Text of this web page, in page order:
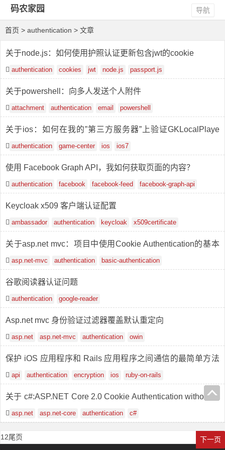
码农家园 导航
首页 > authentication > 文章
关于node.js：如何使用护照认证更新包含jwt的cookie
authentication cookies jwt node.js passport.js
关于powershell：向多人发送个人附件
attachment authentication email powershell
关于ios：如何在我的”第三方服务器”上验证GKLocalPlaye
r？authentication game-center ios ios7
使用 Facebook Graph API，我如何获取页面的内容？
authentication facebook facebook-feed facebook-graph-api
Keycloak x509 客户端认证配置
ambassador authentication keycloak x509certificate
关于asp.net mvc：项目中使用Cookie Authentication的基本
认证
asp.net-mvc authentication basic-authentication
谷歌阅读器认证问题
authentication google-reader
Asp.net mvc 身份验证过滤器覆盖默认重定向
asp.net asp.net-mvc authentication owin
保护 iOS 应用程序和 Rails 应用程序之间通信的最简单方法
是什么？
api authentication encryption ios ruby-on-rails
关于 c#:ASP.NET Core 2.0 Cookie Authentication without id
entity notdirecting to LoginPath
asp.net asp.net-core authentication c#
1 2 下一页
尾页